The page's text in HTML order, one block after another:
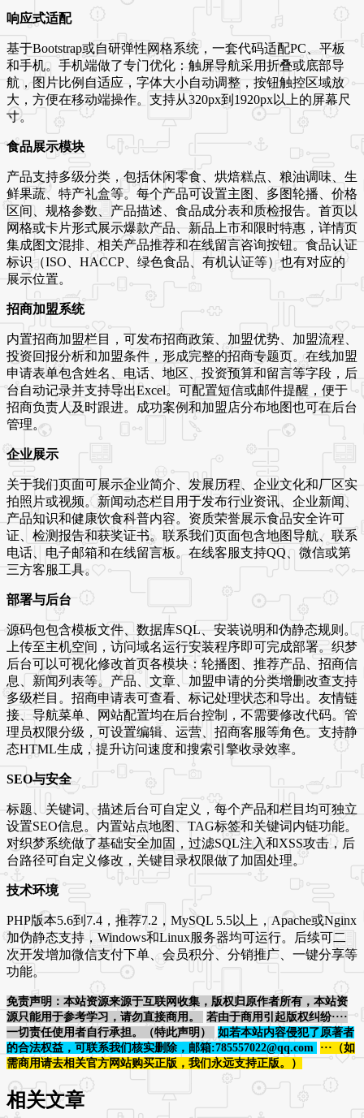
响应式适配
基于Bootstrap或自研弹性网格系统，一套代码适配PC、平板
和手机。手机端做了专门优化：触屏导航采用折叠或底部导
航，图片比例自适应，字体大小自动调整，按钮触控区域放
大，方便在移动端操作。支持从320px到1920px以上的屏幕尺
寸。
食品展示模块
产品支持多级分类，包括休闲零食、烘焙糕点、粮油调味、生
鲜果蔬、特产礼盒等。每个产品可设置主图、多图轮播、价格
区间、规格参数、产品描述、食品成分表和质检报告。首页以
网格或卡片形式展示爆款产品、新品上市和限时特惠，详情页
集成图文混排、相关产品推荐和在线留言咨询按钮。食品认证
标识（ISO、HACCP、绿色食品、有机认证等）也有对应的
展示位置。
招商加盟系统
内置招商加盟栏目，可发布招商政策、加盟优势、加盟流程、
投资回报分析和加盟条件，形成完整的招商专题页。在线加盟
申请表单包含姓名、电话、地区、投资预算和留言等字段，后
台自动记录并支持导出Excel。可配置短信或邮件提醒，便于
招商负责人及时跟进。成功案例和加盟店分布地图也可在后台
管理。
企业展示
关于我们页面可展示企业简介、发展历程、企业文化和厂区实
拍照片或视频。新闻动态栏目用于发布行业资讯、企业新闻、
产品知识和健康饮食科普内容。资质荣誉展示食品安全许可
证、检测报告和获奖证书。联系我们页面包含地图导航、联系
电话、电子邮箱和在线留言板。在线客服支持QQ、微信或第
三方客服工具。
部署与后台
源码包包含模板文件、数据库SQL、安装说明和伪静态规则。
上传至主机空间，访问域名运行安装程序即可完成部署。织梦
后台可以可视化修改首页各模块：轮播图、推荐产品、招商信
息、新闻列表等。产品、文章、加盟申请的分类增删改查支持
多级栏目。招商申请表可查看、标记处理状态和导出。友情链
接、导航菜单、网站配置均在后台控制，不需要修改代码。管
理员权限分级，可设置编辑、运营、招商客服等角色。支持静
态HTML生成，提升访问速度和搜索引擎收录效率。
SEO与安全
标题、关键词、描述后台可自定义，每个产品和栏目均可独立
设置SEO信息。内置站点地图、TAG标签和关键词内链功能。
对织梦系统做了基础安全加固，过滤SQL注入和XSS攻击，后
台路径可自定义修改，关键目录权限做了加固处理。
技术环境
PHP版本5.6到7.4，推荐7.2，MySQL 5.5以上，Apache或Nginx
加伪静态支持，Windows和Linux服务器均可运行。后续可二
次开发增加微信支付下单、会员积分、分销推广、一键分享等
功能。
免责声明：本站资源来源于互联网收集，版权归原作者所有，本站资
源只能用于参考学习，请勿直接商用。
若由于商用引起版权纠纷····
一切责任使用者自行承担。（特此声明）
如若本站内容侵犯了原著者
的合法权益，可联系我们核实删除，邮箱:785557022@qq.com
···（如
需商用请去相关官方网站购买正版，我们永远支持正版。）
相关文章